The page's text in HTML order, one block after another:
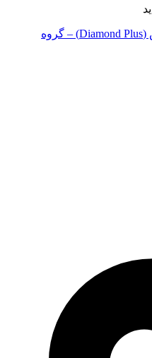
لیزر الکس دایود دایموند پلاس (Diamond Plus) – گروه